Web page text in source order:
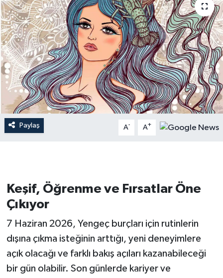
Paylaş A- A+
Keşif, Öğrenme ve Fırsatlar Öne
Çıkıyor
7 Haziran 2026, Yengeç burçları için rutinlerin
dışına çıkma isteğinin arttığı, yeni deneyimlere
açık olacağı ve farklı bakış açıları kazanabileceği
bir gün olabilir. Son günlerde kariyer ve
Resmi Reklamlar